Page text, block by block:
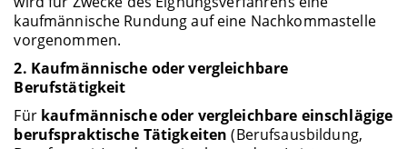
kaufmännische Rundung auf eine Nachkommastelle
vorgenommen.
2. Kaufmännische oder vergleichbare
Berufstätigkeit
Für kaufmännische oder vergleichbare einschlägige
berufspraktische Tätigkeiten(Berufsausbildung,